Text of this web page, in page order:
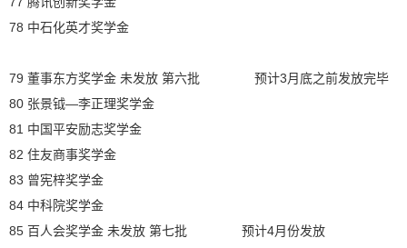
78 中石化英才奖学金
79 董事东方奖学金 未发放 第六批 预计3月底之前发放完毕
80 张景钺—李正理奖学金
81 中国平安励志奖学金
82 住友商事奖学金
83 曾宪梓奖学金
84 中科院奖学金
85 百人会奖学金 未发放 第七批 预计4月份发放